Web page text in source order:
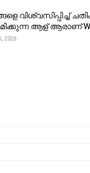
വിശ്വസിപ്പിച്ച്
ആള് ആരാണ്
2026